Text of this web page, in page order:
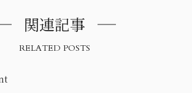
関連記事
RELATED POSTS